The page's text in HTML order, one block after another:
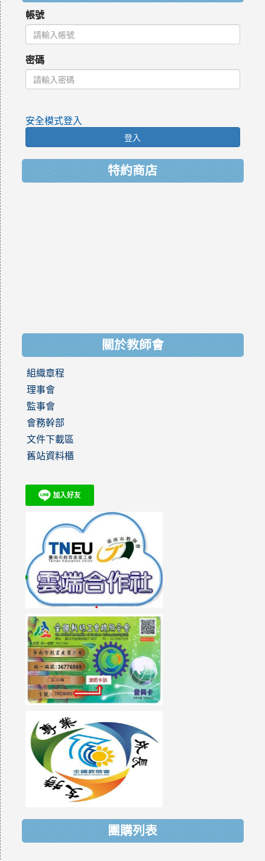
帳號
密碼
安全模式登入
登入
特約商店
關於教師會
組織章程
理事會
監事會
會務幹部
文件下載區
舊站資料櫃
團購列表